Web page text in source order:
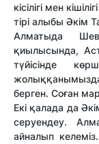
кісілігі мен
тірі алыбы Әкім
Алматыда
қиылысында,
түйісінде
берген. Соған
Екі қалада да
серуендеу.
айналып